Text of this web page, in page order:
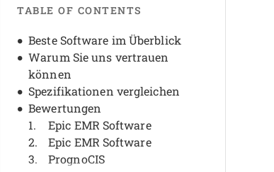
TABLE OF CONTENTS
Beste Software im Überblick
Warum Sie uns vertrauen
können
Spezifikationen vergleichen
Bewertungen
Epic EMR Software
Epic EMR Software
PrognoCIS